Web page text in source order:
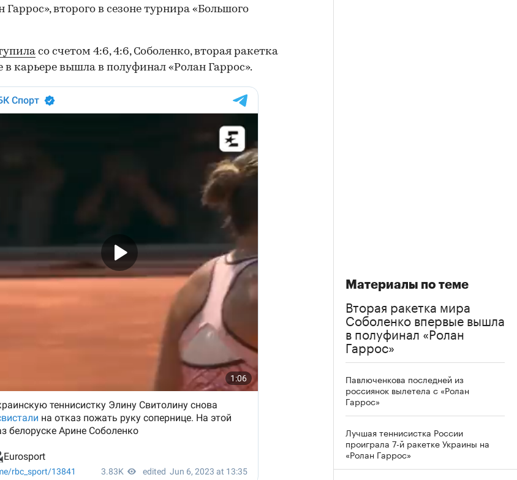
Гаррос», второго в сезоне турнира «Большого
со счетом 4:6, 4:6, Соболенко, вторая ракетка
карьере вышла в полуфинал «Ролан Гаррос».
Материалы по теме
Вторая ракетка мира
Соболенко впервые вышла
в полуфинал «Ролан
Гаррос»
Павлюченкова последней из
россиянок вылетела с «Ролан
Гаррос»
Лучшая теннисистка России
проиграла 7-й ракетке Украины на
«Ролан Гаррос»